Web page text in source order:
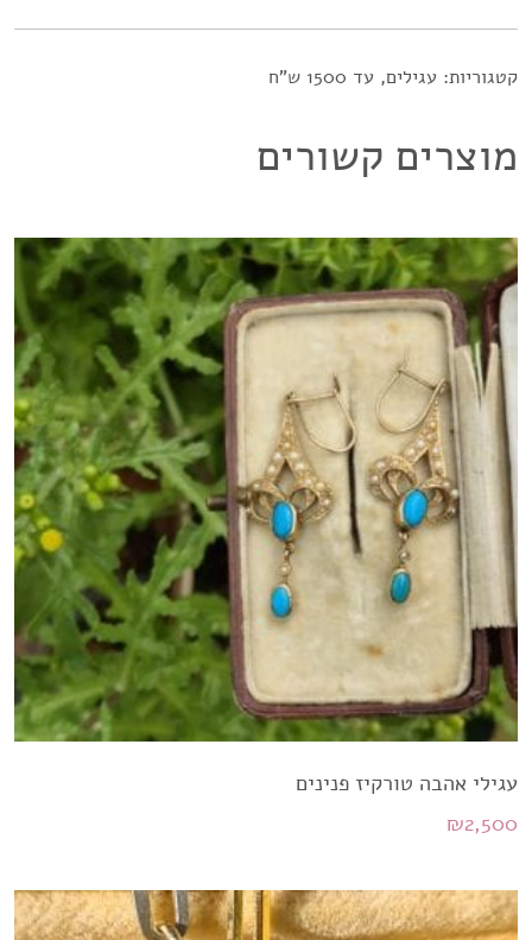
קטגוריות: עגילים, עד 1500 ש"ח
מוצרים קשורים
עגילי אהבה טורקיז פנינים
₪2,500